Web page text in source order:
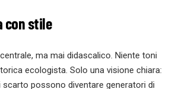
con stile
ma mai didascalico. Niente toni
ecologista. Solo una visione chiara:
scarto possono diventare generatori di